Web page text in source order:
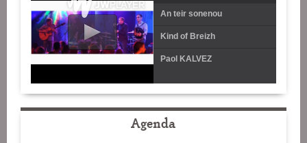
An teir sonenou
Kind of Breizh
Paol KALVEZ
Agenda